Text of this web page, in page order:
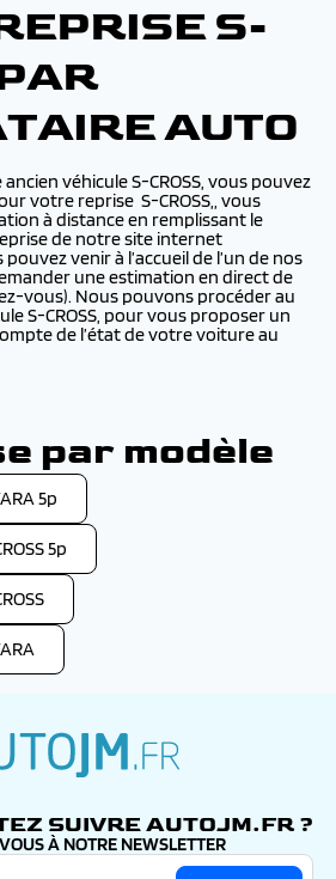
S-
AUTO
véhicule S-CROSS, vous pouvez
votre reprise S-CROSS,, vous
à distance en remplissant le
de notre site internet
venir à l’accueil de l’un de nos
une estimation en direct de
vous). Nous pouvons procéder au
S-CROSS, pour vous proposer un
de l’état de votre voiture au
par modèle
5p
5p
SUIVRE AUTOJM.FR ?
À NOTRE NEWSLETTER